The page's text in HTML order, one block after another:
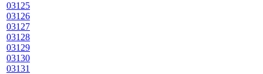
03125
03126
03127
03128
03129
03130
03131